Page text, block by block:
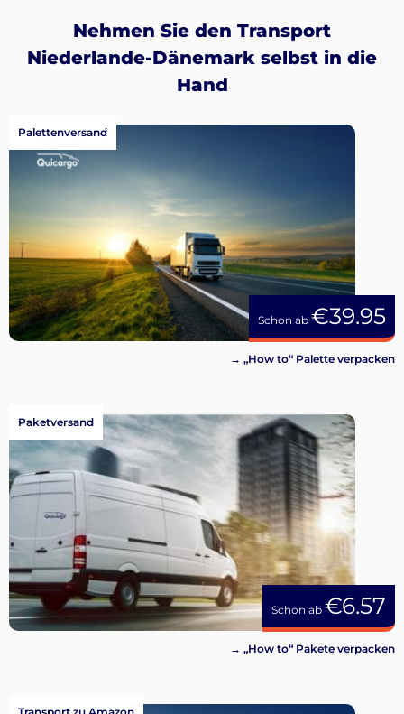
Nehmen Sie den Transport
Niederlande-Dänemark selbst in die
Hand
Schon ab €39.95
Palettenversand
→ „How to“ Palette verpacken
Schon ab €6.57
Paketversand
→ „How to“ Pakete verpacken